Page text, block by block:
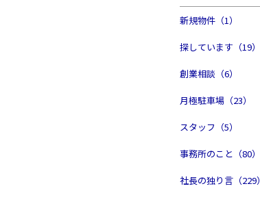
新規物件（1）
探しています（19）
創業相談（6）
月極駐車場（23）
スタッフ（5）
事務所のこと（80）
社長の独り言（229）